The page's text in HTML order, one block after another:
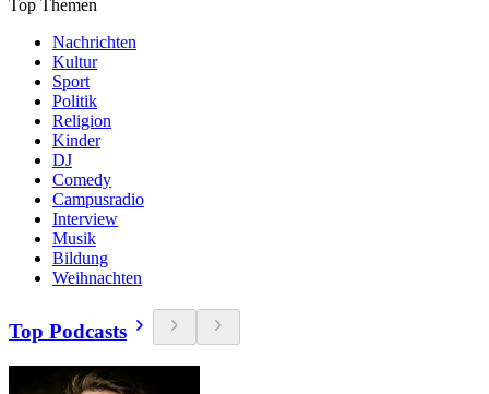
Top Themen
Nachrichten
Kultur
Sport
Politik
Religion
Kinder
DJ
Comedy
Campusradio
Interview
Musik
Bildung
Weihnachten
Top Podcasts